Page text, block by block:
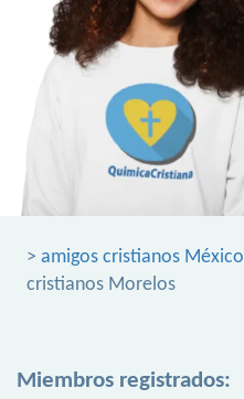
> amigos cristianos México
cristianos Morelos
Miembros registrados: